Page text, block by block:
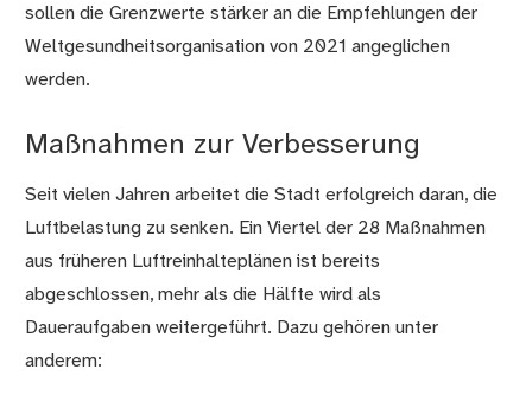
sollen die Grenzwerte stärker an die Empfehlungen der
Weltgesundheitsorganisation von 2021 angeglichen
werden.
Maßnahmen zur Verbesserung
Seit vielen Jahren arbeitet die Stadt erfolgreich daran, die
Luftbelastung zu senken. Ein Viertel der 28 Maßnahmen
aus früheren Luftreinhalteplänen ist bereits
abgeschlossen, mehr als die Hälfte wird als
Daueraufgaben weitergeführt. Dazu gehören unter
anderem: